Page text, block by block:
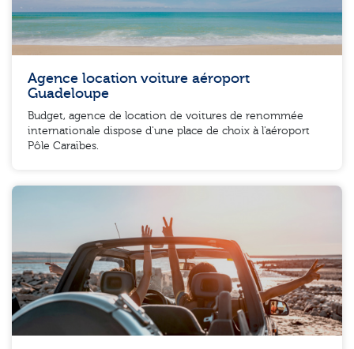
Agence location voiture aéroport
Guadeloupe
Budget, agence de location de voitures de renommée
internationale dispose d'une place de choix à l'aéroport
Pôle Caraïbes.